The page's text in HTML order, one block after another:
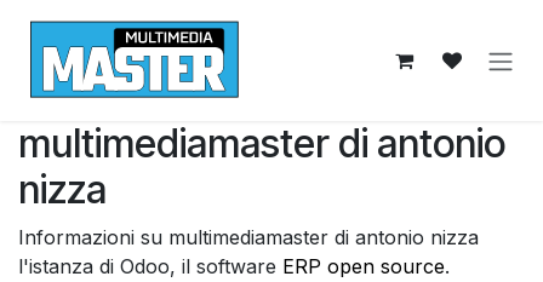
multimediamaster di antonio
nizza
Informazioni su multimediamaster di antonio nizza
l'istanza di Odoo, il software ERP open source.